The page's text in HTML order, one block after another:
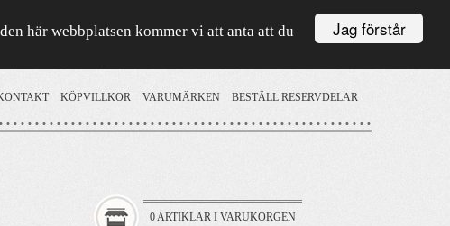
Jag förstår
här webbplatsen kommer vi att anta att du
KÖPVILLKOR VARUMÄRKEN BESTÄLL RESERVDELAR
0 ARTIKLAR I VARUKORGEN